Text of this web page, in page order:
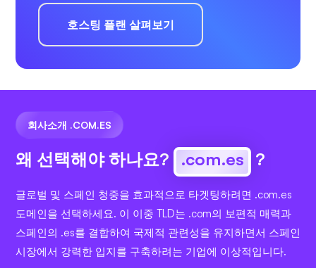
호스팅 플랜 살펴보기
회사소개 .COM.ES
왜 선택해야 하나요? .com.es ?
글로벌 및 스페인 청중을 효과적으로 타겟팅하려면 .com.es
도메인을 선택하세요. 이 이중 TLD는 .com의 보편적 매력과
스페인의 .es를 결합하여 국제적 관련성을 유지하면서 스페인
시장에서 강력한 입지를 구축하려는 기업에 이상적입니다.